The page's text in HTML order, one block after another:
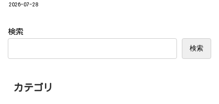
2026-07-28
検索
検索
カテゴリ